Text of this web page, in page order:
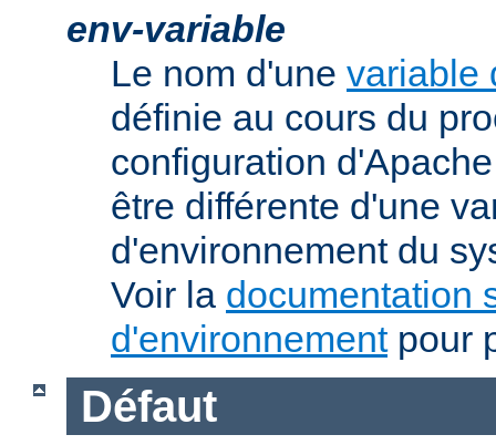
env-variable
Le nom d'une variable
définie au cours du
configuration
être différente d'une
d'environnement du
Voir la documentation
d'environnementpour
Défaut